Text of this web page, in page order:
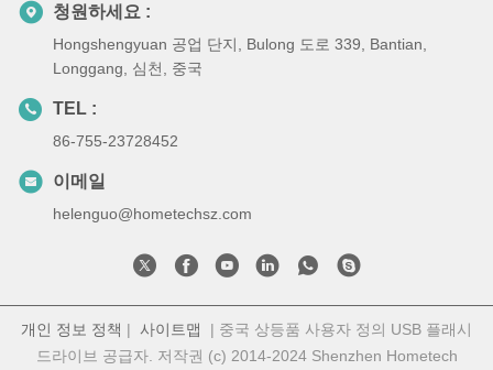
청원하세요 :
Hongshengyuan 공업 단지, Bulong 도로 339, Bantian,
Longgang, 심천, 중국
TEL :
86-755-23728452
이메일
helenguo@hometechsz.com
개인 정보 정책 | 사이트맵
| 중국 상등품 사용자 정의 USB 플래시
드라이브 공급자. 저작권 (c) 2014-2024 Shenzhen Hometech